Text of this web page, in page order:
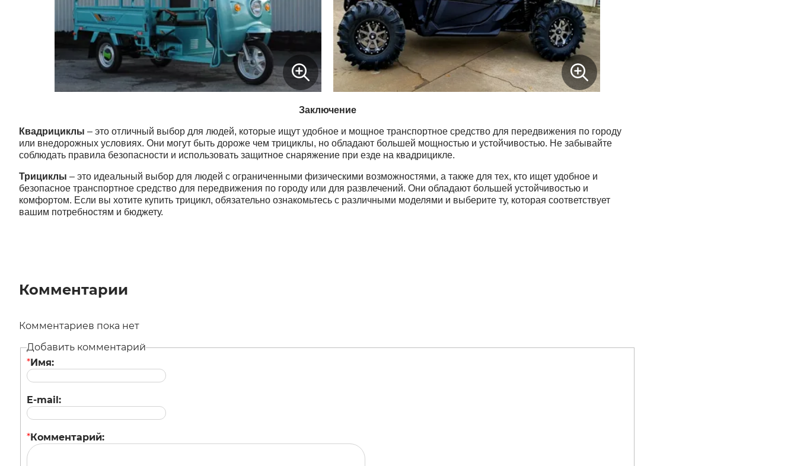
Заключение
Квадрициклы – это отличный выбор для людей, которые ищут удобное и мощное транспортное средство для передвижения по городу
или внедорожных условиях. Они могут быть дороже чем трициклы, но обладают большей мощностью и устойчивостью. Не забывайте
соблюдать правила безопасности и использовать защитное снаряжение при езде на квадрицикле.
Трициклы – это идеальный выбор для людей с ограниченными физическими возможностями, а также для тех, кто ищет удобное и
безопасное транспортное средство для передвижения по городу или для развлечений. Они обладают большей устойчивостью и
комфортом. Если вы хотите купить трицикл, обязательно ознакомьтесь с различными моделями и выберите ту, которая соответствует
вашим потребностям и бюджету.
Комментарии
Комментариев пока нет
Добавить комментарий
*Имя:
E-mail:
*Комментарий: